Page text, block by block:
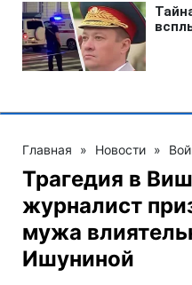
Главная » Новости »
Трагедия в
журналист
мужа
Ишуниной